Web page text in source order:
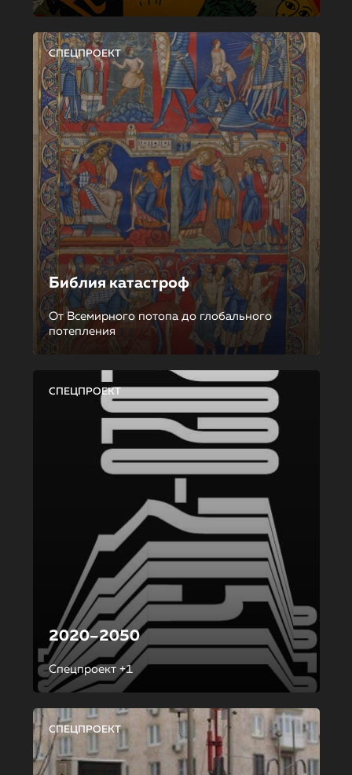
СПЕЦПРОЕКТ
Библия катастроф
От Всемирного потопа до глобального
потепления
СПЕЦПРОЕКТ
2020–2050
Спецпроект +1
СПЕЦПРОЕКТ